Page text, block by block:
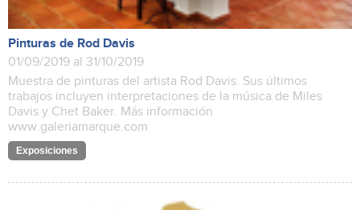
Pinturas de Rod Davis
01/09/2019 al 31/10/2019
Muestra de pinturas del artista Rod Davis. Sus últimos
trabajos incluyen interpretaciones de la música de Miles
Davis y Chet Baker. Más información
www.galeriamarque.com
Exposiciones